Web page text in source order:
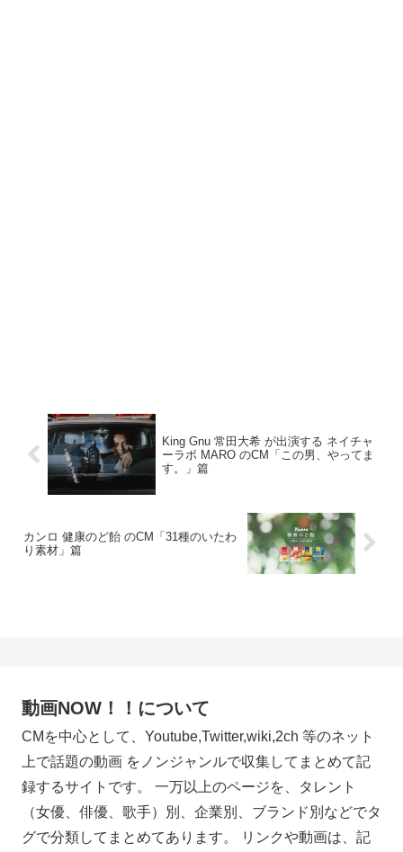
King Gnu 常田大希 が出演する ネイチャ
ーラボ MARO のCM「この男、やってま
す。」篇
カンロ 健康のど飴 のCM「31種のいたわ
り素材」篇
動画NOW！！について
CMを中心として、Youtube,Twitter,wiki,2ch 等のネット
上で話題の動画 をノンジャンルで収集してまとめて記
録するサイトです。 一万以上のページを、タレント
（女優、俳優、歌手）別、企業別、ブランド別などでタ
グで分類してまとめてあります。 リンクや動画は、記